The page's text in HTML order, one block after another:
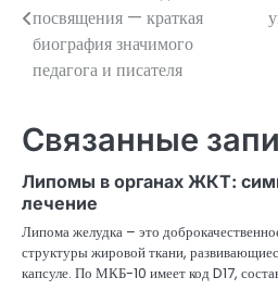
по
записям
посвящения — краткая
биография значимого
педагога и писателя
Связанные
Липомы в органах ЖКТ:
лечение
Липома желудка – это
структуры жировой ткани,
капсуле. По МКБ-10 имеет код D17,